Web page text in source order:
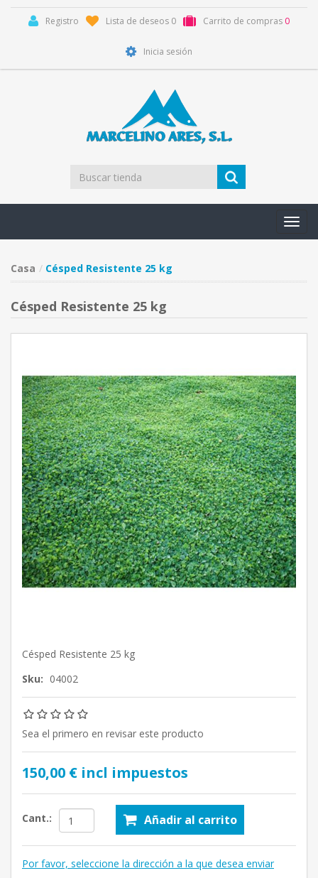
Registro Lista de deseos 0 Carrito de compras 0
Inicia sesión
Casa Césped Resistente 25 kg
Césped Resistente 25 kg
Césped Resistente 25 kg
Sku: 04002
Sea el primero en revisar este producto
150,00 € incl impuestos
Cant.: Añadir al carrito
Por favor, seleccione la dirección a la que desea enviar